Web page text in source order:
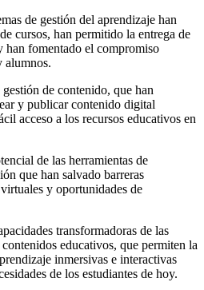
de gestión del aprendizaje han
cursos, han permitido la entrega de
han fomentado el compromiso
alumnos.
de contenido, que han
y publicar contenido digital
acceso a los recursos educativos en
de las herramientas de
que han salvado barreras
y oportunidades de
transformadoras de las
educativos, que permiten la
inmersivas e interactivas
de los estudiantes de hoy.